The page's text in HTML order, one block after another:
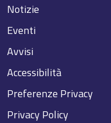
Notizie
Eventi
Avvisi
Accessibilità
Preferenze Privacy
Privacy Policy